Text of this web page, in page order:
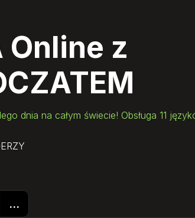
Online z
dnia na całym świecie! Obsługa 11
...